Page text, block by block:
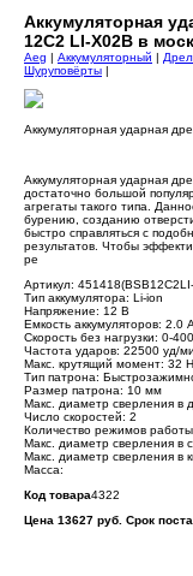
Аккумуляторная
12C2 LI-X02B в
Aeg | Аккумуляторный |
Шуруповёрты |
Аккумуляторная ударная
Аккумуляторная ударная
достаточно большой
агрегаты такого типа.
бурению, созданию
быстро справляться с
результатов. Чтобы
ре
Артикул:
Тип аккумулятора: Li-ion
Напряжение: 12 В
Емкость аккумуляторов: 2.0
Скорость без нагрузки: 0-
Частота ударов: 22500 уд/
Макс. крутящий момент: 32
Тип патрона:
Размер патрона: 10 мм
Макс. диаметр сверления в
Число скоростей: 2
Количество режимов
Макс. диаметр сверления в
Макс. диаметр сверления в
Масса:
Код товара4322
Цена 13627 руб. Срок